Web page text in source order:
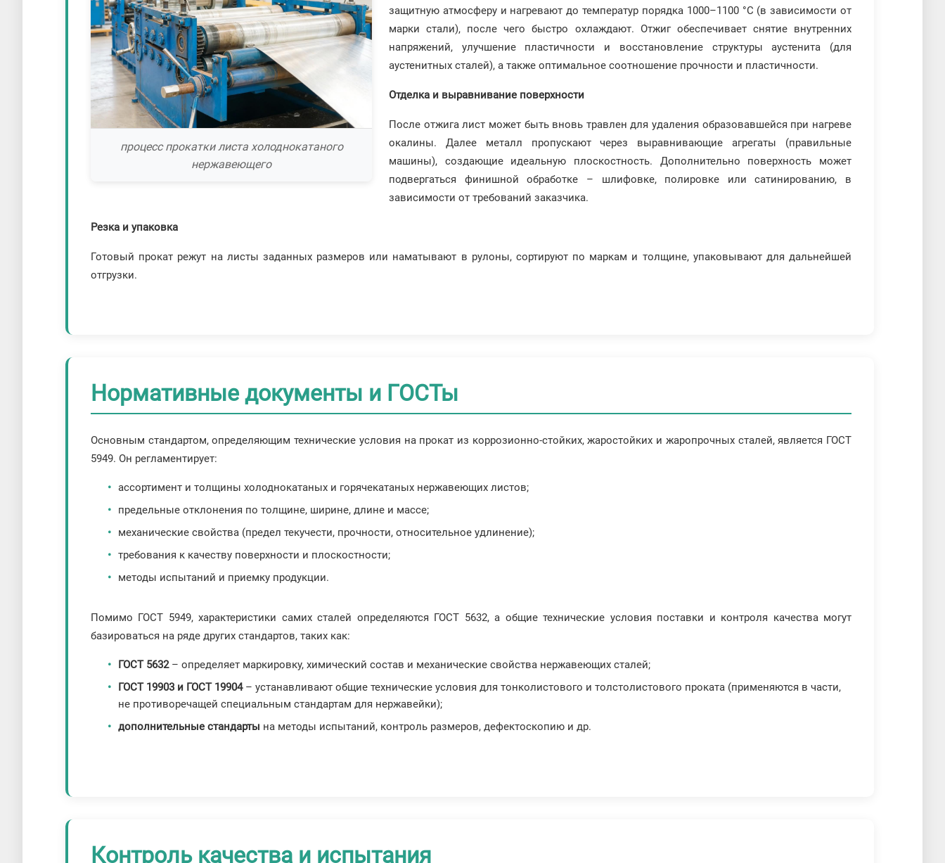
процесс прокатки листа холоднокатаного
нержавеющего
защитную атмосферу и нагревают до температур порядка 1000–1100 °C (в зависимости от
марки стали), после чего быстро охлаждают. Отжиг обеспечивает снятие внутренних
напряжений, улучшение пластичности и восстановление структуры аустенита (для
аустенитных сталей), а также оптимальное соотношение прочности и пластичности.
Отделка и выравнивание поверхности
После отжига лист может быть вновь травлен для удаления образовавшейся при нагреве
окалины. Далее металл пропускают через выравнивающие агрегаты (правильные
машины), создающие идеальную плоскостность. Дополнительно поверхность может
подвергаться финишной обработке – шлифовке, полировке или сатинированию, в
зависимости от требований заказчика.
Резка и упаковка
Готовый прокат режут на листы заданных размеров или наматывают в рулоны, сортируют по маркам и толщине, упаковывают для дальнейшей
отгрузки.
Нормативные документы и ГОСТы
Основным стандартом, определяющим технические условия на прокат из коррозионно-стойких, жаростойких и жаропрочных сталей, является ГОСТ
5949. Он регламентирует:
ассортимент и толщины холоднокатаных и горячекатаных нержавеющих листов;
предельные отклонения по толщине, ширине, длине и массе;
механические свойства (предел текучести, прочности, относительное удлинение);
требования к качеству поверхности и плоскостности;
методы испытаний и приемку продукции.
Помимо ГОСТ 5949, характеристики самих сталей определяются ГОСТ 5632, а общие технические условия поставки и контроля качества могут
базироваться на ряде других стандартов, таких как:
ГОСТ 5632– определяет маркировку, химический состав и механические свойства нержавеющих сталей;
ГОСТ 19903 и ГОСТ 19904– устанавливают общие технические условия для тонколистового и толстолистового проката (применяются в части,
не противоречащей специальным стандартам для нержавейки);
дополнительные стандарты на методы испытаний, контроль размеров, дефектоскопию и др.
Контроль качества и испытания